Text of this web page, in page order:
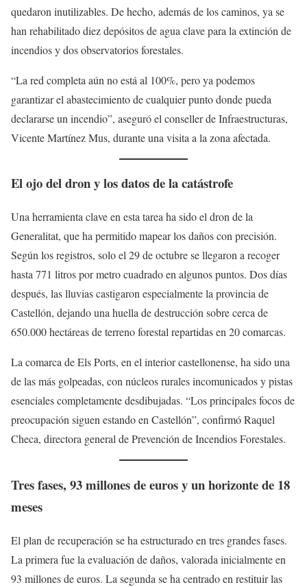
quedaron inutilizables. De hecho, además de los caminos, ya se
han rehabilitado diez depósitos de agua clave para la extinción de
incendios y dos observatorios forestales.
“La red completa aún no está al 100%, pero ya podemos
garantizar el abastecimiento de cualquier punto donde pueda
declararse un incendio”, aseguró el conseller de Infraestructuras,
Vicente Martínez Mus, durante una visita a la zona afectada.
El ojo del dron y los datos de la catástrofe
Una herramienta clave en esta tarea ha sido el dron de la
Generalitat, que ha permitido mapear los daños con precisión.
Según los registros, solo el 29 de octubre se llegaron a recoger
hasta 771 litros por metro cuadrado en algunos puntos. Dos días
después, las lluvias castigaron especialmente la provincia de
Castellón, dejando una huella de destrucción sobre cerca de
650.000 hectáreas de terreno forestal repartidas en 20 comarcas.
La comarca de Els Ports, en el interior castellonense, ha sido una
de las más golpeadas, con núcleos rurales incomunicados y pistas
esenciales completamente desdibujadas. “Los principales focos de
preocupación siguen estando en Castellón”, confirmó Raquel
Checa, directora general de Prevención de Incendios Forestales.
Tres fases, 93 millones de euros y un horizonte de 18
meses
El plan de recuperación se ha estructurado en tres grandes fases.
La primera fue la evaluación de daños, valorada inicialmente en
93 millones de euros. La segunda se ha centrado en restituir las